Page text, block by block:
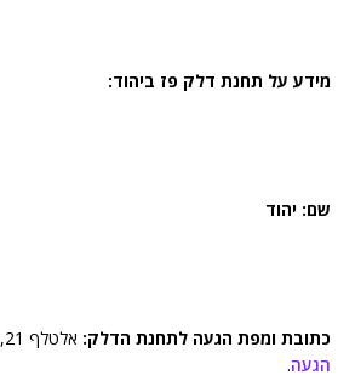
מידע על תחנת דלק פז ביהוד:
שם: יהוד
כתובת ומפת הגעה לתחנת הדלק: אלטלף 21, יהוד ,
הגעה.